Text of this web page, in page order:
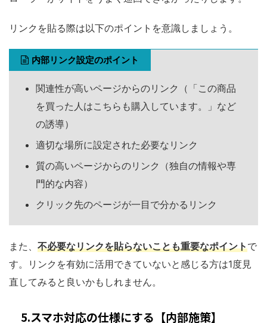
リンクを貼る際は以下のポイントを意識しましょう。
内部リンク設定のポイント
関連性が高いページからのリンク（「この商品
を買った人はこちらも購入しています。」など
の誘導）
適切な場所に設定された必要なリンク
質の高いページからのリンク（独自の情報や専
門的な内容）
クリック先のページが一目で分かるリンク
また、 不必要なリンクを貼らないことも重要なポイントで
す。リンクを有効に活用できていないと感じる方は1度見
直してみると良いかもしれません。
5.スマホ対応の仕様にする【内部施策】